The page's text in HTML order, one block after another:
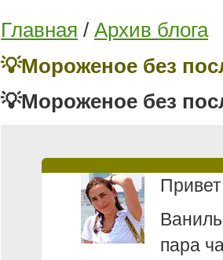
Главная / Архив блога
💡Мороженое без
💡Мороженое без
пара